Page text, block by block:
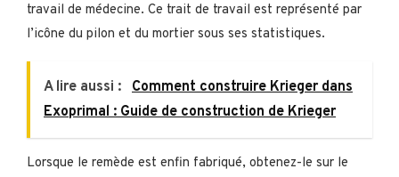
travail de médecine. Ce trait de travail est représenté par
l’icône du pilon et du mortier sous ses statistiques.
A lire aussi :
Comment construire Krieger dans
Exoprimal : Guide de construction de Krieger
Lorsque le remède est enfin fabriqué, obtenez-le sur le